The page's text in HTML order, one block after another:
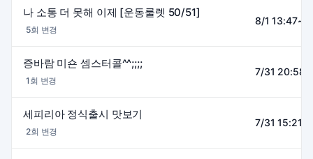
나 소통 더 못해 이제 [운동룰렛 50/51]
5회 변경
8/1
증바람 미숀 셈스터콜^^;;;;
1회 변경
7/31
세피리아 정식출시 맛보기
2회 변경
7/31